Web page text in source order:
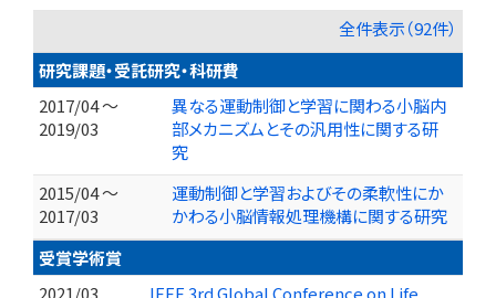
全件表示（92件）
研究課題・受託研究・科研費
2017/04 ～
2019/03
異なる運動制御と学習に関わる小脳内
部メカニズムとその汎用性に関する研
究
2015/04 ～
2017/03
運動制御と学習およびその柔軟性にか
かわる小脳情報処理機構に関する研究
受賞学術賞
2021/03
IEEE 3rd Global Conference on Life